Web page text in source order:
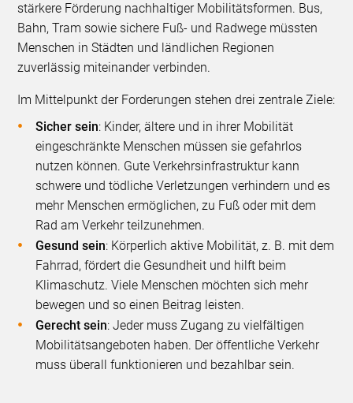
stärkere Förderung nachhaltiger Mobilitätsformen. Bus,
Bahn, Tram sowie sichere Fuß- und Radwege müssten
Menschen in Städten und ländlichen Regionen
zuverlässig miteinander verbinden.
Im Mittelpunkt der Forderungen stehen drei zentrale Ziele:
Sicher sein: Kinder, ältere und in ihrer Mobilität
eingeschränkte Menschen müssen sie gefahrlos
nutzen können. Gute Verkehrsinfrastruktur kann
schwere und tödliche Verletzungen verhindern und es
mehr Menschen ermöglichen, zu Fuß oder mit dem
Rad am Verkehr teilzunehmen.
Gesund sein: Körperlich aktive Mobilität, z. B. mit dem
Fahrrad, fördert die Gesundheit und hilft beim
Klimaschutz. Viele Menschen möchten sich mehr
bewegen und so einen Beitrag leisten.
Gerecht sein: Jeder muss Zugang zu vielfältigen
Mobilitätsangeboten haben. Der öffentliche Verkehr
muss überall funktionieren und bezahlbar sein.